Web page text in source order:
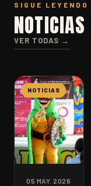
SIGUE LEYENDO
NOTICIAS
VER TODAS →
NOTICIAS
05 MAY. 2026